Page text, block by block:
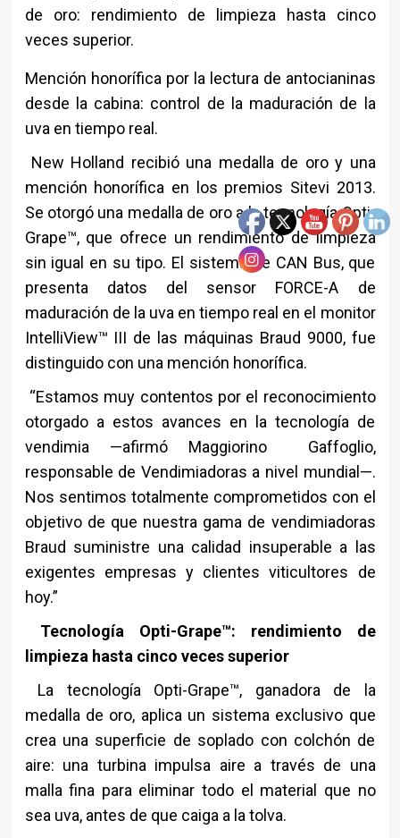
de oro: rendimiento de limpieza hasta cinco
veces superior.
Mención honorífica por la lectura de antocianinas
desde la cabina: control de la maduración de la
uva en tiempo real.
New Holland recibió una medalla de oro y una
mención honorífica en los premios Sitevi 2013.
Se otorgó una medalla de oro a la tecnología Opti-
Grape™, que ofrece un rendimiento de limpieza
sin igual en su tipo. El sistema de CAN Bus, que
presenta datos del sensor FORCE-A de
maduración de la uva en tiempo real en el monitor
IntelliView™ III de las máquinas Braud 9000, fue
distinguido con una mención honorífica.
“Estamos muy contentos por el reconocimiento
otorgado a estos avances en la tecnología de
vendimia —afirmó Maggiorino Gaffoglio,
responsable de Vendimiadoras a nivel mundial—.
Nos sentimos totalmente comprometidos con el
objetivo de que nuestra gama de vendimiadoras
Braud suministre una calidad insuperable a las
exigentes empresas y clientes viticultores de
hoy.”
Tecnología Opti-Grape™: rendimiento de
limpieza hasta cinco veces superior
La tecnología Opti-Grape™, ganadora de la
medalla de oro, aplica un sistema exclusivo que
crea una superficie de soplado con colchón de
aire: una turbina impulsa aire a través de una
malla fina para eliminar todo el material que no
sea uva, antes de que caiga a la tolva.